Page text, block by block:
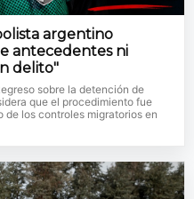
argentino
antecedentes ni
delito"
sobre la detención de
que el procedimiento fue
los controles migratorios en